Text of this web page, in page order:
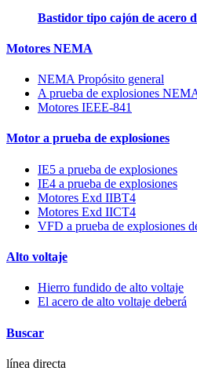
Bastidor tipo cajón de acero
Motores NEMA
NEMA Propósito general
A prueba de explosiones
Motores IEEE-841
Motor a prueba de explosiones
IE5 a prueba de explosiones
IE4 a prueba de explosiones
Motores Exd IIBT4
Motores Exd IICT4
VFD a prueba de explosiones
Alto voltaje
Hierro fundido de alto voltaje
El acero de alto voltaje deberá
Buscar
línea directa